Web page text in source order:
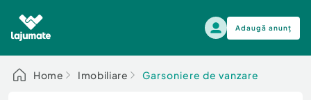
Adaugă anunț
Alege categoria
Home Imobiliare Garsoniere de vanzare